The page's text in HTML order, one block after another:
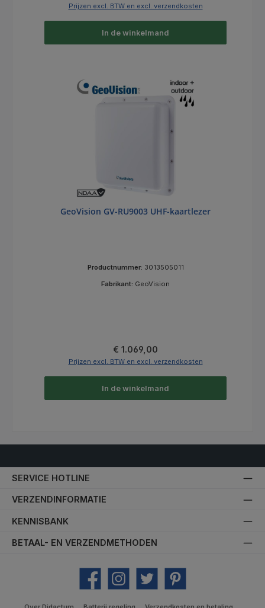
Prijzen excl. BTW en excl. verzendkosten
In de winkelmand
GeoVision GV-RU9003 UHF-kaartlezer
Productnummer: 3013505011
Fabrikant: GeoVision
Normale prijs:
€ 1.069,00
Prijzen excl. BTW en excl. verzendkosten
In de winkelmand
SERVICE HOTLINE
VERZENDINFORMATIE
KENNISBANK
BETAAL- EN VERZENDMETHODEN
Facebook Instagram Twitter Pinterest